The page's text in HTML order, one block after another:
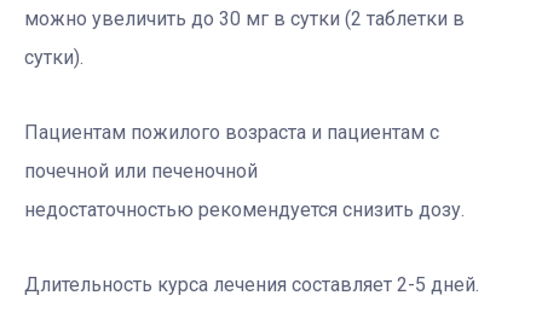
можно увеличить до 30 мг в сутки (2 таблетки в
сутки).
Пациентам пожилого возраста и пациентам с
почечной или печеночной
недостаточностью рекомендуется снизить дозу.
Длительность курса лечения составляет 2-5 дней.